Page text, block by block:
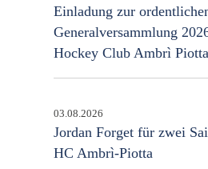
Einladung zur
Generalversammlung
Hockey Club Ambrì
03.08.2026
Jordan Forget für zwei
HC Ambrì-Piotta